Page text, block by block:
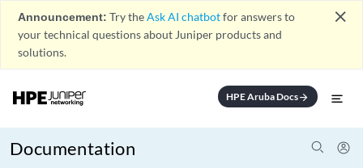
Announcement: Try theAsk AI chatbotfor answers to
your technical questions about Juniper products and
solutions.
close
HPE Aruba Docsarrow_forward
Documentation